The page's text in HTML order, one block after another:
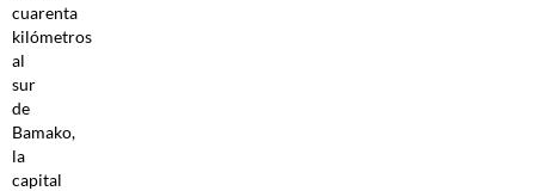
cuarenta
kilómetros
al
sur
de
Bamako,
la
capital